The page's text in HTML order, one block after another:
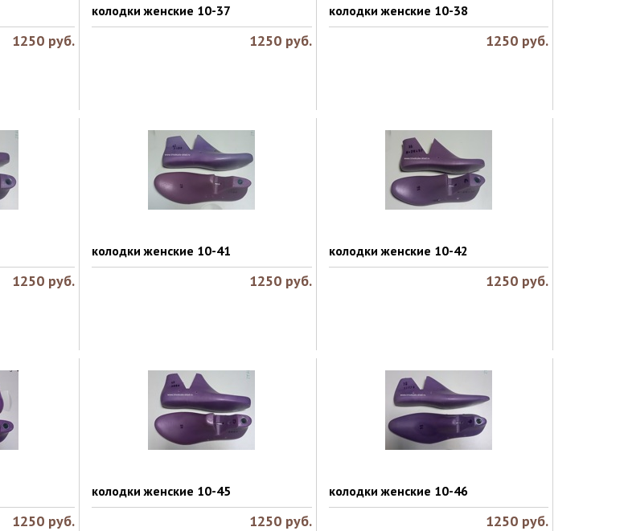
1250 руб.
колодки женские 10-37
1250 руб.
колодки женские 10-38
1250 руб.
1250 руб.
колодки женские 10-41
1250 руб.
колодки женские 10-42
1250 руб.
1250 руб.
колодки женские 10-45
1250 руб.
колодки женские 10-46
1250 руб.